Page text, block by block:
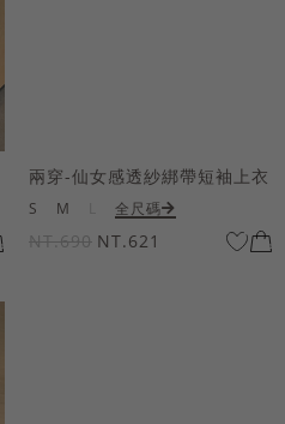
兩穿-仙女感透紗綁帶短袖上衣
S M 全尺碼
NT.690 NT.621